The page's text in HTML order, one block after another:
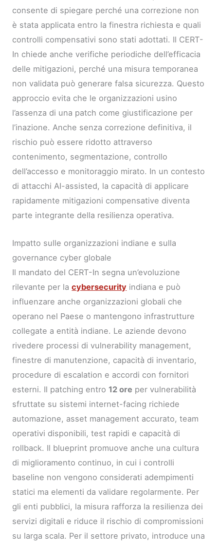
consente di spiegare perché una correzione non
è stata applicata entro la finestra richiesta e quali
controlli compensativi sono stati adottati. Il CERT-
In chiede anche verifiche periodiche dell’efficacia
delle mitigazioni, perché una misura temporanea
non validata può generare falsa sicurezza. Questo
approccio evita che le organizzazioni usino
l’assenza di una patch come giustificazione per
l’inazione. Anche senza correzione definitiva, il
rischio può essere ridotto attraverso
contenimento, segmentazione, controllo
dell’accesso e monitoraggio mirato. In un contesto
di attacchi AI-assisted, la capacità di applicare
rapidamente mitigazioni compensative diventa
parte integrante della resilienza operativa.
Impatto sulle organizzazioni indiane e sulla
governance cyber globale
Il mandato del CERT-In segna un’evoluzione
rilevante per lacybersecurity indiana e può
influenzare anche organizzazioni globali che
operano nel Paese o mantengono infrastrutture
collegate a entità indiane. Le aziende devono
rivedere processi di vulnerability management,
finestre di manutenzione, capacità di inventario,
procedure di escalation e accordi con fornitori
esterni. Il patching entro 12 ore per vulnerabilità
sfruttate su sistemi internet-facing richiede
automazione, asset management accurato, team
operativi disponibili, test rapidi e capacità di
rollback. Il blueprint promuove anche una cultura
di miglioramento continuo, in cui i controlli
baseline non vengono considerati adempimenti
statici ma elementi da validare regolarmente. Per
gli enti pubblici, la misura rafforza la resilienza dei
servizi digitali e riduce il rischio di compromissioni
su larga scala. Per il settore privato, introduce una